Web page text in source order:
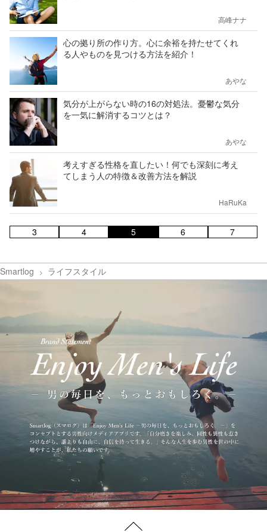
高峰ナナ
心の拠り所の作り方。心に余裕を持たせてくれ
る人やものを見つける方法を紹介！
あやな
気分が上がらない時の16の対処法。憂鬱な気分
を一気に解消するコツとは？
あやな
考えすぎる性格を直したい！何でも深刻に考え
てしまう人の特徴＆改善方法を解説
HaRuKa
3 4 5 6 7
Smartlog ライフスタイル